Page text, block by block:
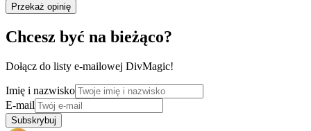
Przekaż opinię
Chcesz być na bieżąco?
Dołącz do listy e-mailowej DivMagic!
Imię i nazwisko
E-mail
Subskrybuj